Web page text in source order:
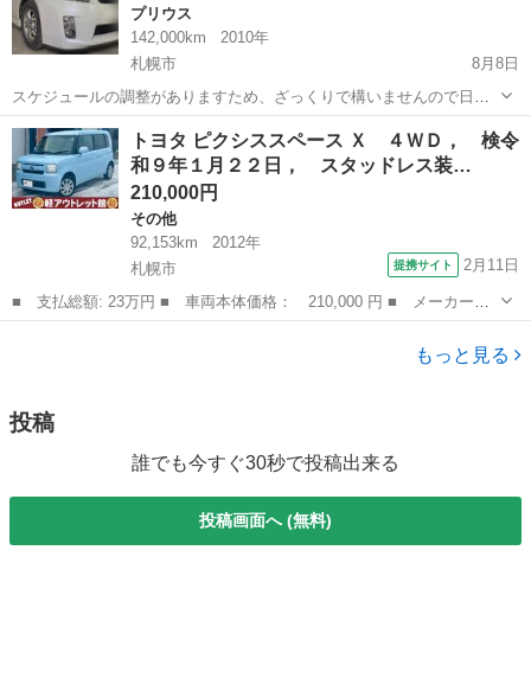
プリウス
142,000km
2010年
札幌市
8月8日
スケジュールの調整がありますため、ざっくりで構いませんので日時
の【指定】をお願いします 例:〇〇日の〇〇時頃可能ですか？など 土
日祝日関係なく18時〜深夜まで事前に相談で毎日現車確認可能 【例外
なくそれ以前の対応は一切でき...
北海道 札幌市 プリウス
トヨタ ピクシススペース Ｘ ４ＷＤ， 検令
和９年１月２２日， スタッドレス装…
210,000円
その他
92,153km
2012年
札幌市
提携サイト 2月11日
■ 支払総額: 23万円 ■ 車両本体価格： 210,000 円 ■ メーカー
名： トヨタ ■ 車種名： ピクシススペース ■ グレード名：
Ｘ ４ＷＤ， 検令和９年１月２２日， スタッドレス装着済， プ
もっと見る
投稿
誰でも今すぐ30秒で投稿出来る
投稿画面へ (無料)